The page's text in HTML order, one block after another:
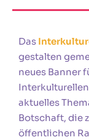
Das
gestalten
neues Banner
Interkulturellen
aktuelles
Botschaft, die
öffentlichen